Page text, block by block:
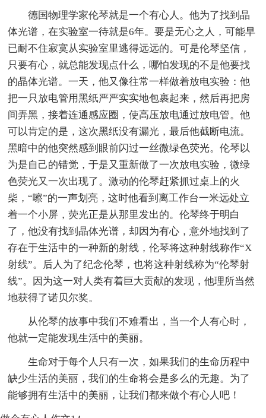
德国物理学家伦琴就是一个有心人。他为了找到晶
体光谱，在实验室一待就是6年。要是无心之人，可能早
已耐不住寂寞从实验室里逃得远远的。可是伦琴坚信，
只要有心，就总能发现点什么，哪怕发现的不是他要找
的晶体光谱。一天，他又像往常一样做着放电实验：他
把一只放电管用黑纸严严实实地包裹起来，然后再把房
间弄黑，接着连通感应圈，使高压放电通过放电管。他
可以肯定的是，这次黑纸没有漏光，最后他截断电流。
黑暗中的他突然感到眼前闪过一丝微绿色荧光。伦琴以
为是自己的错觉，于是又重新做了一次放电实验，微绿
色荧光又一次出现了。激动的伦琴赶紧抓过桌上的火
柴，“嚓”的一声划亮，这时他看到离工作台一米远处立
着一个小屏，荧光正是从那里发出的。伦琴终于明白
了，他没有找到晶体光谱，却因为有心，意外地找到了
存在于生活中的一种新的射线，伦琴将这种射线称作“X
射线”。后人为了纪念伦琴，也将这种射线称为“伦琴射
线”。因为这一对人类有着巨大贡献的发现，他理所当然
地获得了诺贝尔奖。
从伦琴的故事中我们不难看出，当一个人有心时，
他就一定能发现生活中的美丽。
生命对于每个人只有一次，如果我们的生命历程中
缺少生活的美丽，我们的生命将会是多么的无趣。为了
能够拥有生活中的美丽，让我们都来做个有心人吧！